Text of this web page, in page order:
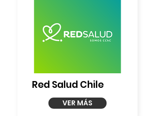
Red Salud Chile
VER MÁS